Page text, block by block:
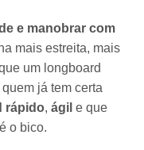
e manobrar com
mais estreita, mais
um longboard
já tem certa
rápido, ágil e que
o bico.